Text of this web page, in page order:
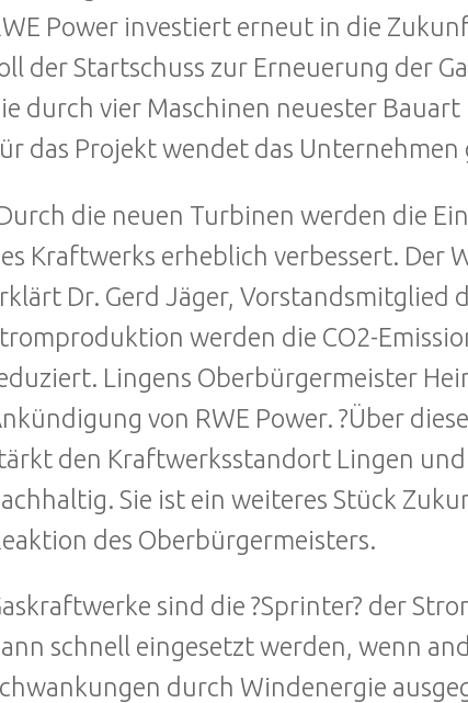
Power investiert erneut in die
der Startschuss zur Erneuerung der
durch vier Maschinen neuester
das Projekt wendet das
die neuen Turbinen werden die
Kraftwerks erheblich verbessert. Der
Dr. Gerd Jäger, Vorstandsmitglied
werden die CO2-
Lingens Oberbürgermeister
von RWE Power. ?Über
den Kraftwerksstandort Lingen
Sie ist ein weiteres Stück
des Oberbürgermeisters.
sind die ?Sprinter? der
schnell eingesetzt werden, wenn
durch Windenergie